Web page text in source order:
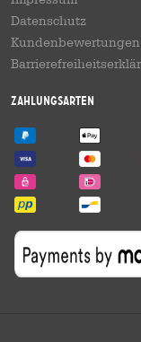
Datenschutz
Kundenbewertungen
Zahlungsarten